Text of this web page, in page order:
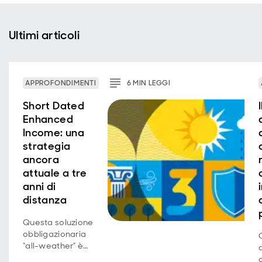
Ultimi articoli
APPROFONDIMENTI 6MIN LEGGI
Short Dated
Enhanced
Income: una
strategia
ancora
attuale a tre
anni di
distanza
Questa soluzione
obbligazionaria
“all-weather” è